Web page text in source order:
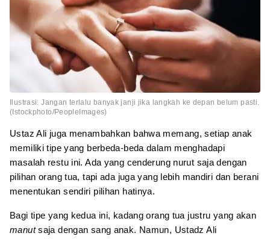
Ilustrasi: Jangan terlalu banyak janji jika langkah ke depan belum pasti.
(Istockphoto/PeopleImages)
Ustaz Ali juga menambahkan bahwa memang, setiap anak
memiliki tipe yang berbeda-beda dalam menghadapi
masalah restu ini. Ada yang cenderung nurut saja dengan
pilihan orang tua, tapi ada juga yang lebih mandiri dan berani
menentukan sendiri pilihan hatinya.
Bagi tipe yang kedua ini, kadang orang tua justru yang akan
manutsaja dengan sang anak. Namun, Ustadz Ali